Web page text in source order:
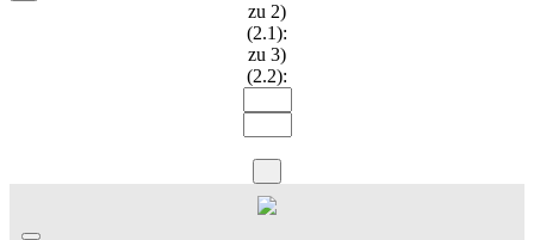
zu 2)
(2.1):
zu 3)
(2.2):